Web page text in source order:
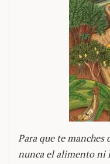
Para que te manches
nunca el alimento ni